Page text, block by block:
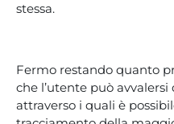
stessa.
Fermo restando quanto
che l’utente può
attraverso i quali è